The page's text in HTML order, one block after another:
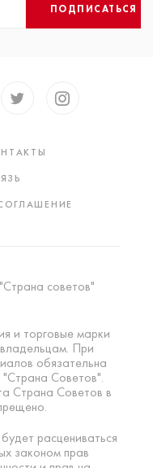
ПОДПИСАТЬСЯ
советов"
и торговые марки
При
обязательна
Советов".
Страна Советов в
расцениваться
законом прав